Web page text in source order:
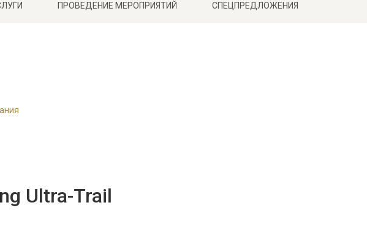
ПРОВЕДЕНИЕ МЕРОПРИЯТИЙ СПЕЦПРЕДЛОЖЕНИЯ
Ultra-Trail